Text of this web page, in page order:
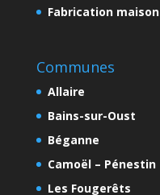
Fabrication maison
Communes
Allaire
Bains-sur-Oust
Béganne
Camoël – Pénestin
Les Fougerêts